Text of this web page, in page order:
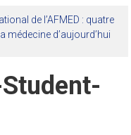
de l’AFMED : quatre
médecine d’aujourd’hui